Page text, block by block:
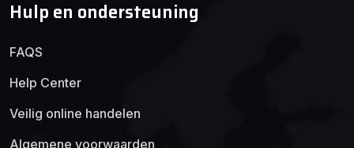
Hulp en ondersteuning
FAQS
Help Center
Veilig online handelen
Algemene voorwaarden